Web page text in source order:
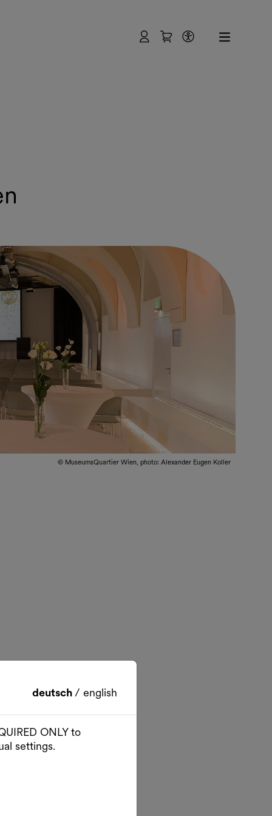
UserShopping Cart
Accessibility
© MuseumsQuartier Wien, photo: Alexander Eugen Koller
deutsch / english
ONLY to
settings.